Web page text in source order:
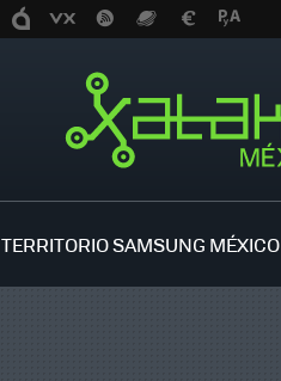
TERRITORIO SAMSUNG MÉXICO